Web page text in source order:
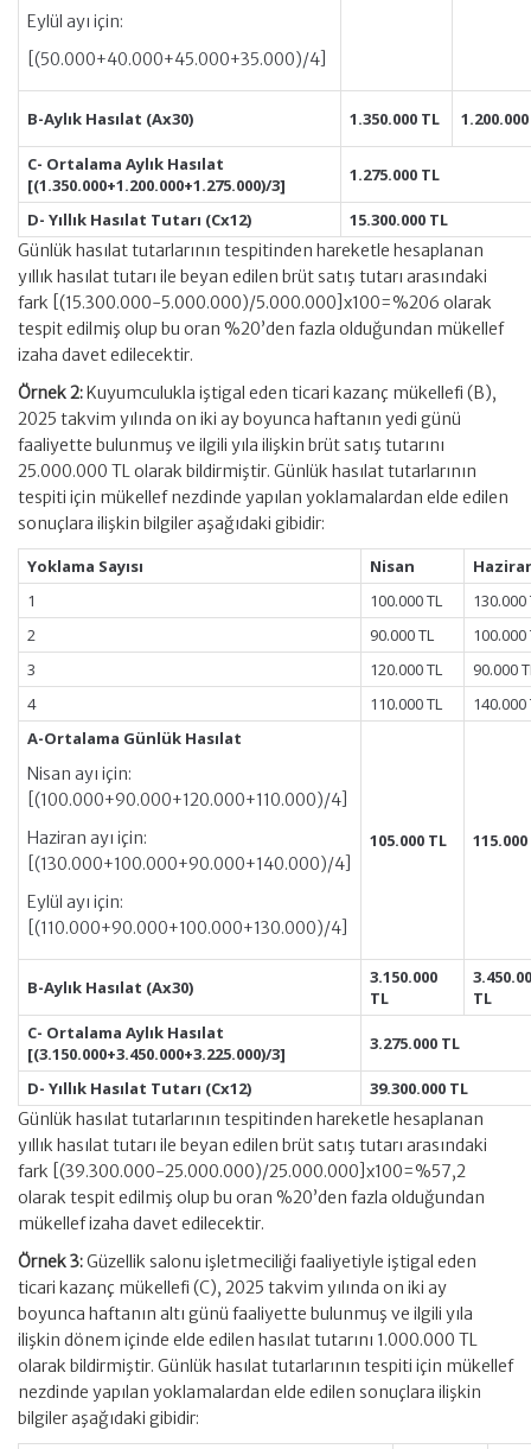
Eylül ayı için:
[(50.000+40.000+45.000+35.000)/4]
B-Aylık Hasılat (Ax30) 1.350.000 TL
C- Ortalama Aylık Hasılat
[(1.350.000+1.200.000+1.275.000)/3]
1.275.000 TL
D- Yıllık Hasılat Tutarı (Cx12)
15.300.000 TL
Günlük hasılat tutarlarının tespitinden hareketle hesaplanan
yıllık hasılat tutarı ile beyan edilen brüt satış tutarı arasındaki
fark [(15.300.000-5.000.000)/5.000.000]x100=%206 olarak
tespit edilmiş olup bu oran %20’den fazla olduğundan mükellef
izaha davet edilecektir.
Örnek 2:Kuyumculukla iştigal eden ticari kazanç mükellefi (B),
2025 takvim yılında on iki ay boyunca haftanın yedi günü
faaliyette bulunmuş ve ilgili yıla ilişkin brüt satış tutarını
25.000.000 TL olarak bildirmiştir. Günlük hasılat tutarlarının
tespiti için mükellef nezdinde yapılan yoklamalardan elde edilen
sonuçlara ilişkin bilgiler aşağıdaki gibidir:
Yoklama Sayısı
Nisan
1
100.000 TL
130.000
2
90.000 TL
100.000
3
120.000 TL
90.000
4
110.000 TL
140.000
A-Ortalama Günlük Hasılat
Nisan ayı için:
[(100.000+90.000+120.000+110.000)/4]
Haziran ayı için:
[(130.000+100.000+90.000+140.000)/4]
Eylül ayı için:
[(110.000+90.000+100.000+130.000)/4]
105.000 TL
B-Aylık Hasılat (Ax30)
3.150.000
TL
TL
C- Ortalama Aylık Hasılat
[(3.150.000+3.450.000+3.225.000)/3]
3.275.000 TL
D- Yıllık Hasılat Tutarı (Cx12)
39.300.000 TL
Günlük hasılat tutarlarının tespitinden hareketle hesaplanan
yıllık hasılat tutarı ile beyan edilen brüt satış tutarı arasındaki
fark [(39.300.000-25.000.000)/25.000.000]x100=%57,2
olarak tespit edilmiş olup bu oran %20’den fazla olduğundan
mükellef izaha davet edilecektir.
Örnek 3:Güzellik salonu işletmeciliği faaliyetiyle iştigal eden
ticari kazanç mükellefi (C), 2025 takvim yılında on iki ay
boyunca haftanın altı günü faaliyette bulunmuş ve ilgili yıla
ilişkin dönem içinde elde edilen hasılat tutarını 1.000.000 TL
olarak bildirmiştir. Günlük hasılat tutarlarının tespiti için mükellef
nezdinde yapılan yoklamalardan elde edilen sonuçlara ilişkin
bilgiler aşağıdaki gibidir: